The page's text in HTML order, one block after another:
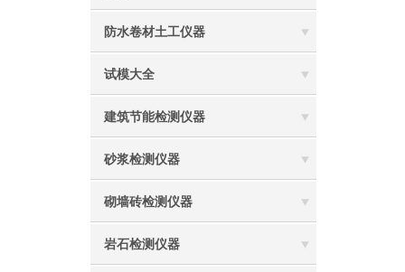
防水卷材土工仪器
试模大全
建筑节能检测仪器
砂浆检测仪器
砌墙砖检测仪器
岩石检测仪器